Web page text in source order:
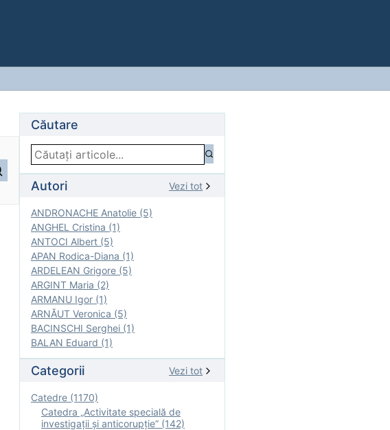
Căutare
Autori Vezi tot
ANDRONACHE Anatolie (5)
ANGHEL Cristina (1)
ANTOCI Albert (5)
APAN Rodica-Diana (1)
ARDELEAN Grigore (5)
ARGINT Maria (2)
ARMANU Igor (1)
ARNĂUT Veronica (5)
BACINSCHI Serghei (1)
BALAN Eduard (1)
Categorii Vezi tot
Catedre (1170)
Catedra „Activitate specială de
investigaţii şi anticorupție” (142)